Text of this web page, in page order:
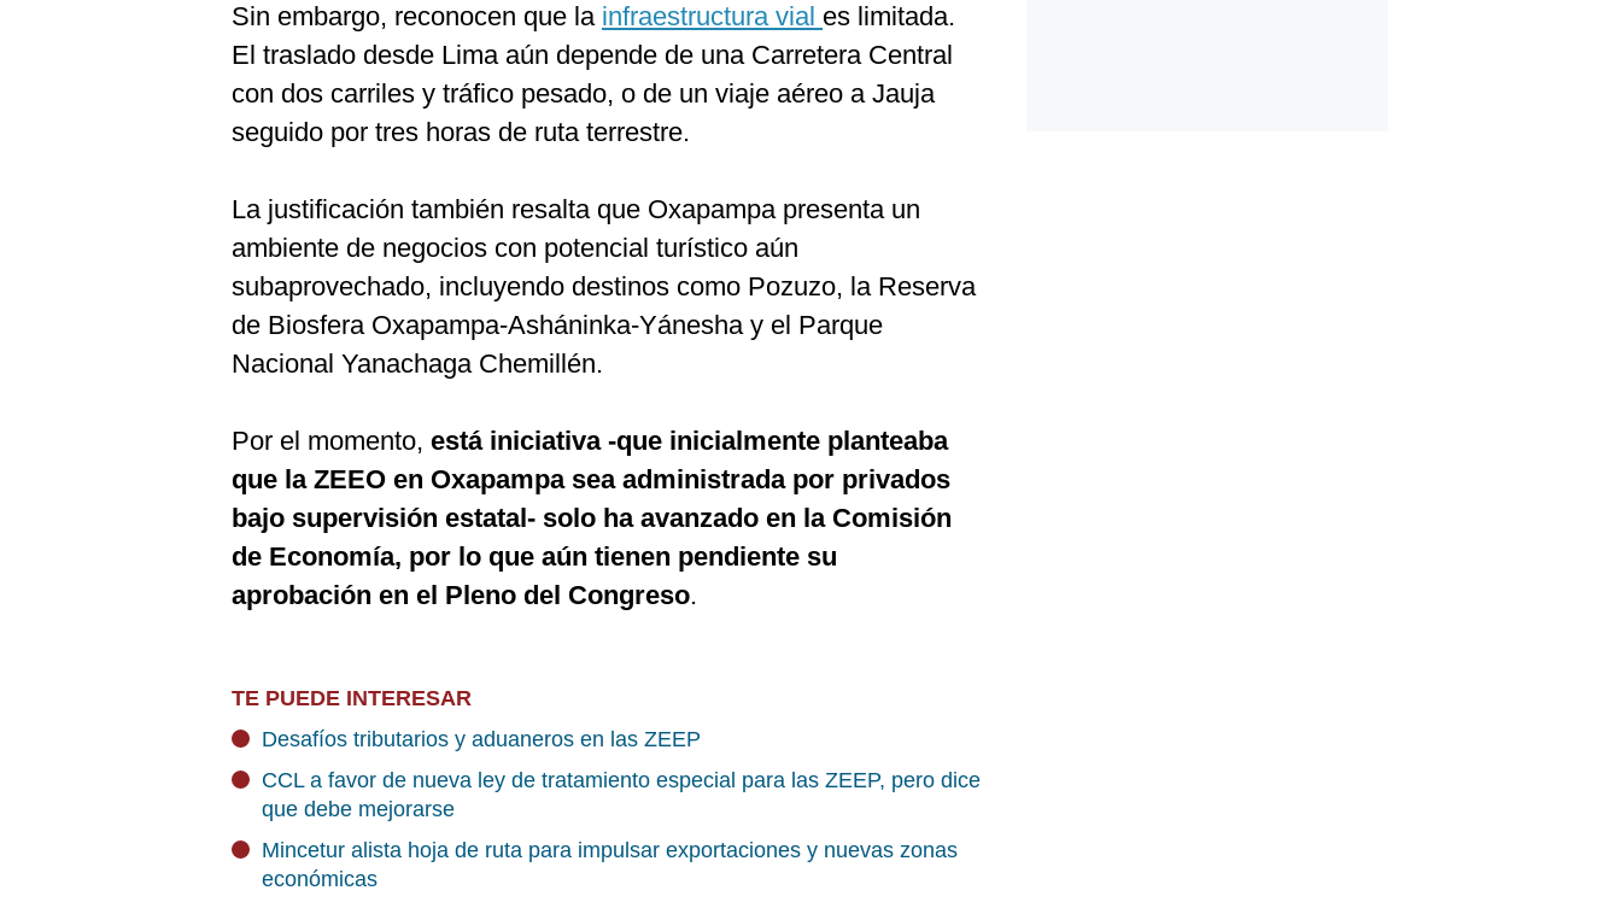
Sin embargo, reconocen que la infraestructura vial es limitada.
El traslado desde Lima aún depende de una Carretera Central
con dos carriles y tráfico pesado, o de un viaje aéreo a Jauja
seguido por tres horas de ruta terrestre.
La justificación también resalta que Oxapampa presenta un
ambiente de negocios con potencial turístico aún
subaprovechado, incluyendo destinos como Pozuzo, la Reserva
de Biosfera Oxapampa-Asháninka-Yánesha y el Parque
Nacional Yanachaga Chemillén.
Por el momento, está iniciativa -que inicialmente planteaba
que la ZEEO en Oxapampa sea administrada por privados
bajo supervisión estatal- solo ha avanzado en la Comisión
de Economía, por lo que aún tienen pendiente su
aprobación en el Pleno del Congreso.
TE PUEDE INTERESAR
Desafíos tributarios y aduaneros en las ZEEP
CCL a favor de nueva ley de tratamiento especial para las ZEEP, pero dice
que debe mejorarse
Mincetur alista hoja de ruta para impulsar exportaciones y nuevas zonas
económicas